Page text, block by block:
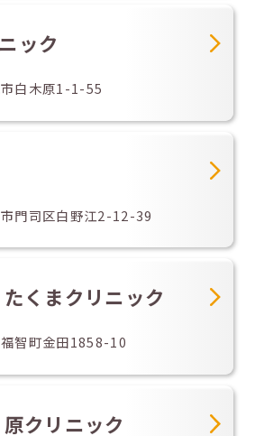
ック
白木原1-1-55
門司区白野江2-12-39
くまクリニック
智町金田1858-10
クリニック